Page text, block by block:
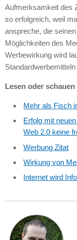
Aufmerksamkeit des
so erfolgreich, weil
anspreche, die
Möglichkeiten des
Werbewirkung wird
Lesen oder
Mehr als Fisch
Erfolg mit
Web 2.0 keine
Werbung Zitat
Wirkung von
Internet wird